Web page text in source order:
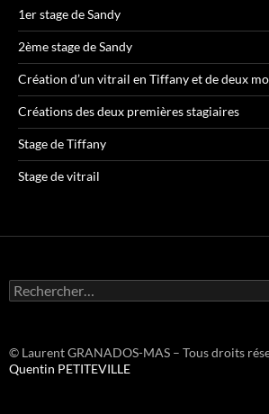
1er stage de Sandy
2ème stage de Sandy
Création d’un vitrail en Tiffany et de deux
Créations des deux premières stagiaires
Stage de Tiffany
Stage de vitrail
R
e
e
r
© Laurent GRANADOS-MAS – Tous droits
Quentin PETITEVILLE